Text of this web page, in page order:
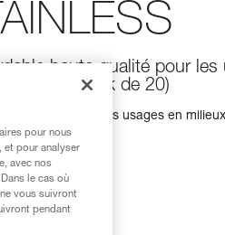
haute qualité pour les
(pack de 20)
qualité pour les usages en
pour nous
et pour analyser
avec nos
le cas où
vous suivront
pendant